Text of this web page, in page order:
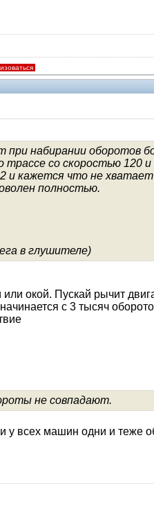
при набирании
трассе со скоростью
и кажется что не
полностью.
в глушителе)
окой. Пускай рычит
с 3 тысяч
не совпадают.
всех машин одни и теже